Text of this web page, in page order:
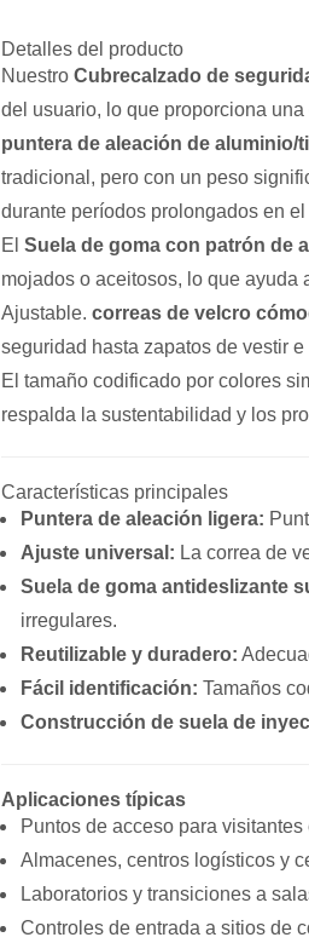
Detalles del producto
Nuestro Cubrecalzado de
del usuario, lo que proporciona
puntera de aleación de aluminio/
tradicional, pero con un peso
durante períodos prolongados en el
El Suela de goma con patrón de
mojados o aceitosos, lo que ayuda
Ajustable. correas de velcro
seguridad hasta zapatos de vestir
El tamaño codificado por colores
respalda la sustentabilidad y los
Características principales
Puntera de aleación ligera:
Ajuste universal: La correa de
Suela de goma antideslizante
irregulares.
Reutilizable y duradero:
Fácil identificación: Tamaños
Construcción de suela de
Aplicaciones típicas
Puntos de acceso para
Almacenes, centros logísticos y
Laboratorios y transiciones a
Controles de entrada a sitios de